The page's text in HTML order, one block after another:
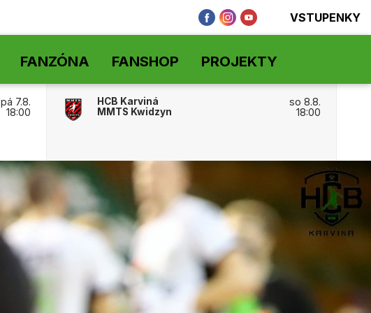
VSTUPENKY
FANZÓNA FANSHOP PROJEKTY
pá 7.8.
18:00
HCB Karviná
MMTS Kwidzyn
so 8.8.
18:00